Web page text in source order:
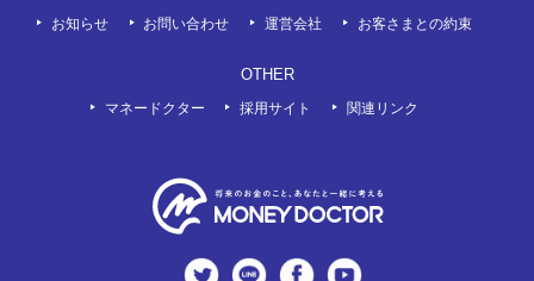
お知らせ お問い合わせ 運営会社 お客さまとの約束
OTHER
マネードクター 採用サイト 関連リンク
twitter LINE Facebook